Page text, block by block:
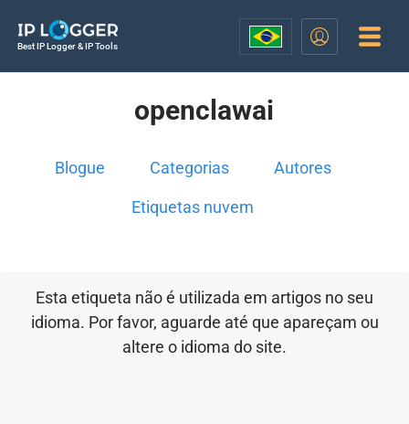
Best IP Logger & IP Tools
openclawai
Blogue Categorias Autores
Etiquetas nuvem